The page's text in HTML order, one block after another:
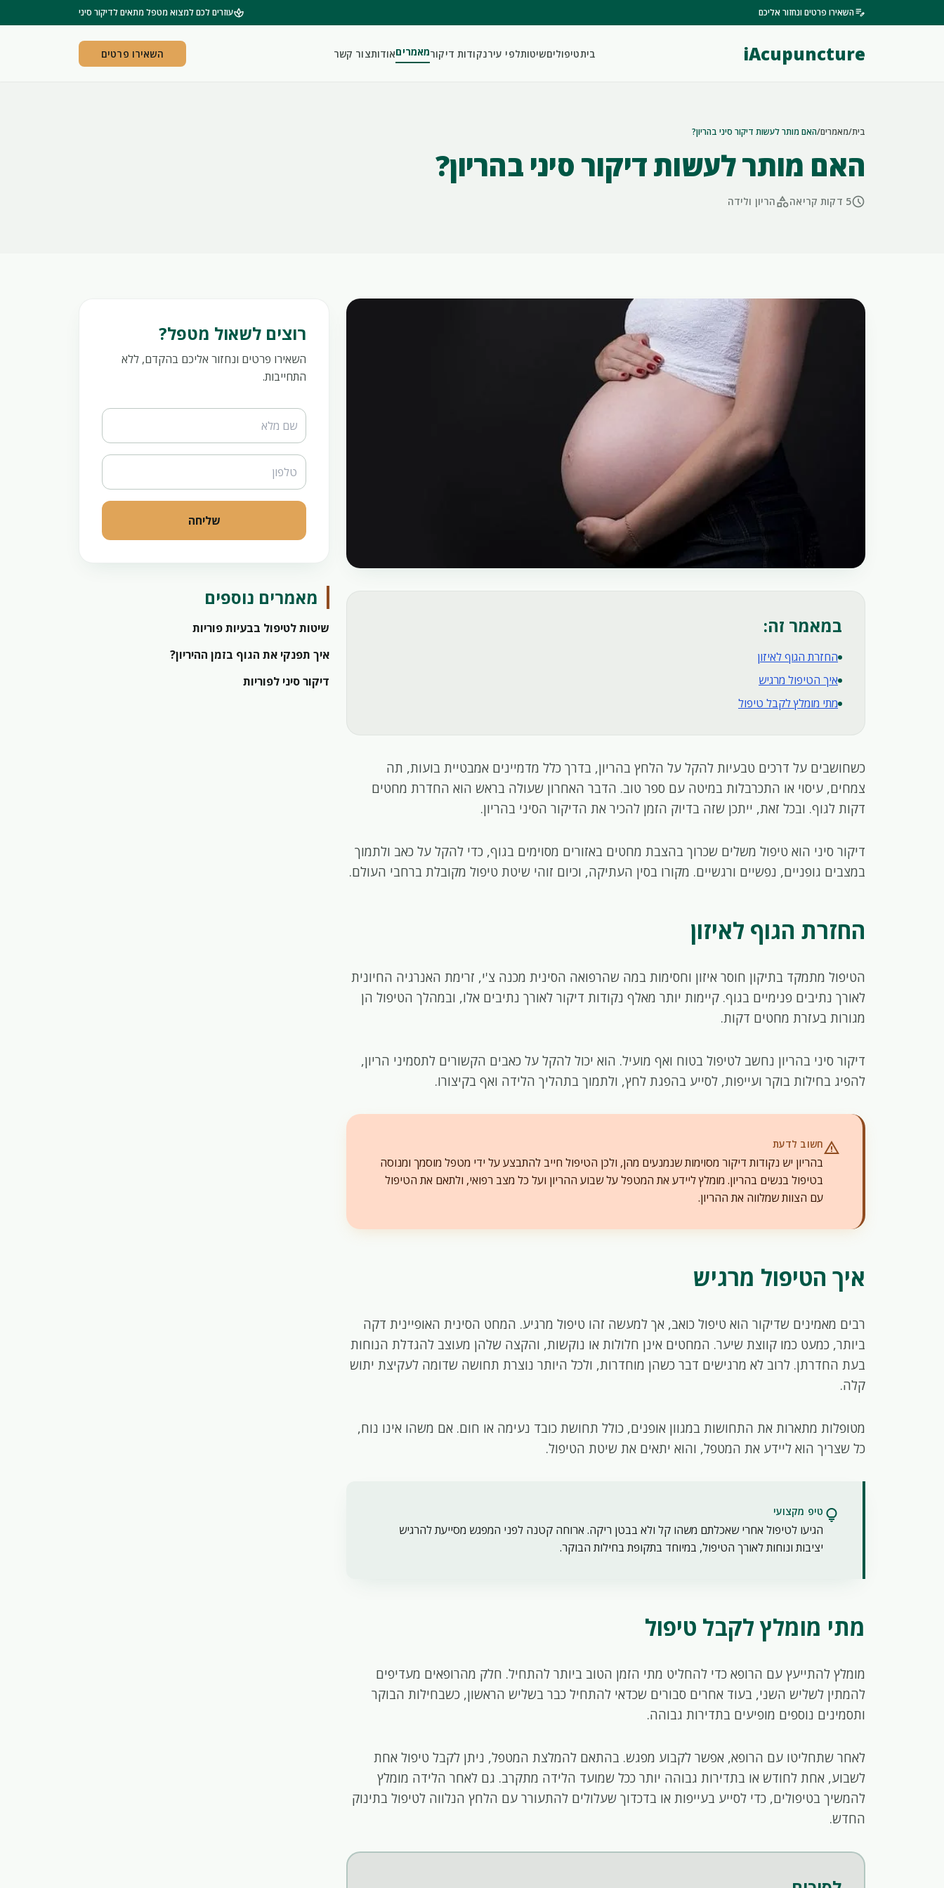
edit_noteהשאירו פרטים ונחזור אליכם spaעוזרים לכם למצוא מטפל מתאים לדיקור סיני
iAcupuncture ביתטיפוליםשיטותלפי עירנקודות דיקורמאמריםאודותצור קשר השאירו פרטים
בית/מאמרים/האם מותר לעשות דיקור סיני בהריון?
האם מותר לעשות דיקור סיני בהריון?
schedule5 דקות קריאה categoryהריון ולידה
במאמר זה:
החזרת הגוף לאיזון
איך הטיפול מרגיש
מתי מומלץ לקבל טיפול
כשחושבים על דרכים טבעיות להקל על הלחץ בהריון, בדרך כלל מדמיינים אמבטיית בועות, תה
צמחים, עיסוי או התכרבלות במיטה עם ספר טוב. הדבר האחרון שעולה בראש הוא החדרת מחטים
דקות לגוף. ובכל זאת, ייתכן שזה בדיוק הזמן להכיר את הדיקור הסיני בהריון.
דיקור סיני הוא טיפול משלים שכרוך בהצבת מחטים באזורים מסוימים בגוף, כדי להקל על כאב ולתמוך
במצבים גופניים, נפשיים ורגשיים. מקורו בסין העתיקה, וכיום זוהי שיטת טיפול מקובלת ברחבי העולם.
החזרת הגוף לאיזון
הטיפול מתמקד בתיקון חוסר איזון וחסימות במה שהרפואה הסינית מכנה צ'י, זרימת האנרגיה החיונית
לאורך נתיבים פנימיים בגוף. קיימות יותר מאלף נקודות דיקור לאורך נתיבים אלו, ובמהלך הטיפול הן
מגורות בעזרת מחטים דקות.
דיקור סיני בהריון נחשב לטיפול בטוח ואף מועיל. הוא יכול להקל על כאבים הקשורים לתסמיני הריון,
להפיג בחילות בוקר ועייפות, לסייע בהפגת לחץ, ולתמוך בתהליך הלידה ואף בקיצורו.
warningחשוב לדעת
בהריון יש נקודות דיקור מסוימות שנמנעים מהן, ולכן הטיפול חייב להתבצע על ידי מטפל מוסמך ומנוסה
בטיפול בנשים בהריון. מומלץ ליידע את המטפל על שבוע ההריון ועל כל מצב רפואי, ולתאם את הטיפול
עם הצוות שמלווה את ההריון.
איך הטיפול מרגיש
רבים מאמינים שדיקור הוא טיפול כואב, אך למעשה זהו טיפול מרגיע. המחט הסינית האופיינית דקה
ביותר, כמעט כמו קווצת שיער. המחטים אינן חלולות או נוקשות, והקצה שלהן מעוצב להגדלת הנוחות
בעת החדרתן. לרוב לא מרגישים דבר כשהן מוחדרות, ולכל היותר נוצרת תחושה שדומה לעקיצת יתוש
קלה.
מטופלות מתארות את התחושות במגוון אופנים, כולל תחושת כובד נעימה או חום. אם משהו אינו נוח,
כל שצריך הוא ליידע את המטפל, והוא יתאים את שיטת הטיפול.
lightbulb טיפ מקצועי
הגיעו לטיפול אחרי שאכלתם משהו קל ולא בבטן ריקה. ארוחה קטנה לפני המפגש מסייעת להרגיש
יציבות ונוחות לאורך הטיפול, במיוחד בתקופת בחילות הבוקר.
מתי מומלץ לקבל טיפול
מומלץ להתייעץ עם הרופא כדי להחליט מתי הזמן הטוב ביותר להתחיל. חלק מהרופאים מעדיפים
להמתין לשליש השני, בעוד אחרים סבורים שכדאי להתחיל כבר בשליש הראשון, כשבחילות הבוקר
ותסמינים נוספים מופיעים בתדירות גבוהה.
לאחר שתחליטו עם הרופא, אפשר לקבוע מפגש. בהתאם להמלצת המטפל, ניתן לקבל טיפול אחת
לשבוע, אחת לחודש או בתדירות גבוהה יותר ככל שמועד הלידה מתקרב. גם לאחר הלידה מומלץ
להמשיך בטיפולים, כדי לסייע בעייפות או בדכדוך שעלולים להתעורר עם הלחץ הנלווה לטיפול בתינוק
החדש.
רוצים לשאול מטפל?
השאירו פרטים ונחזור אליכם בהקדם, ללא
התחייבות.
Website
שליחה
מאמרים נוספים
שיטות לטיפול בבעיות פוריות
איך תפנקי את הגוף בזמן ההיריון?
דיקור סיני לפוריות